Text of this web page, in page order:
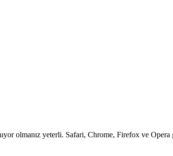
olmanız yeterli. Safari, Chrome, Firefox ve